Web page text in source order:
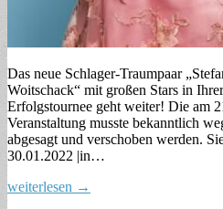
Das neue Schlager-Traumpaar
Woitschack“ mit großen Stars in
Erfolgstournee geht weiter! Die am
Veranstaltung musste bekanntlich
abgesagt und verschoben werden.
30.01.2022 |in…
weiterlesen →